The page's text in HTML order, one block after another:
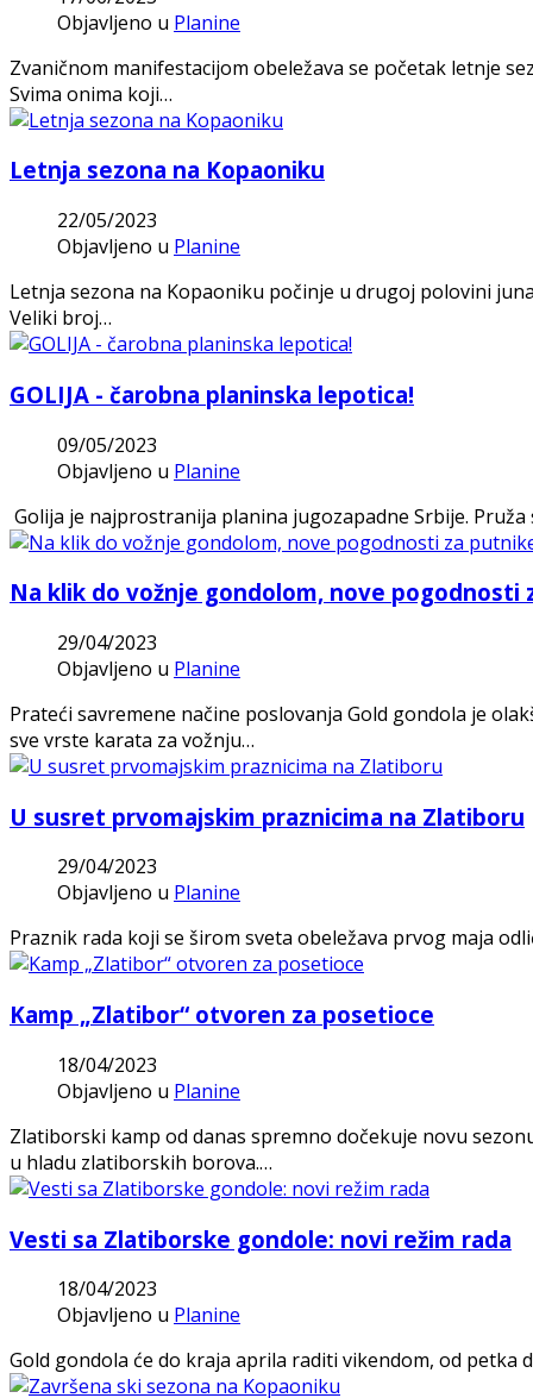
Objavljeno u Planine
Zvaničnom manifestacijom obeležava se početak letnje
Svima onima koji…
Letnja sezona na Kopaoniku
22/05/2023
Objavljeno u Planine
Letnja sezona na Kopaoniku počinje u drugoj polovini
Veliki broj…
GOLIJA - čarobna planinska lepotica!
09/05/2023
Objavljeno u Planine
Golija je najprostranija planina jugozapadne Srbije.
Na klik do vožnje gondolom, nove pogodnosti
29/04/2023
Objavljeno u Planine
Prateći savremene načine poslovanja Gold gondola je
sve vrste karata za vožnju…
U susret prvomajskim praznicima na Zlatiboru
29/04/2023
Objavljeno u Planine
Praznik rada koji se širom sveta obeležava prvog maja
Kamp „Zlatibor“ otvoren za posetioce
18/04/2023
Objavljeno u Planine
Zlatiborski kamp od danas spremno dočekuje novu
u hladu zlatiborskih borova.…
Vesti sa Zlatiborske gondole: novi režim rada
18/04/2023
Objavljeno u Planine
Gold gondola će do kraja aprila raditi vikendom, od petka